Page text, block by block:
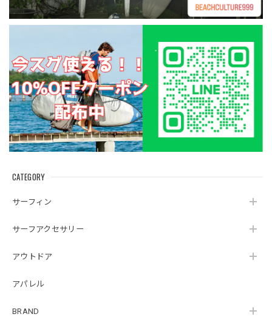
CATEGORY
サーフィン
サーフアクセサリー
アウトドア
アパレル
BRAND